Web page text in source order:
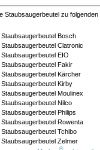
Staubsaugerbeutel zu folgenden
Staubsaugerbeutel Bosch
Staubsaugerbeutel Clatronic
Staubsaugerbeutel EIO
Staubsaugerbeutel Fakir
Staubsaugerbeutel Kärcher
Staubsaugerbeutel Kirby
Staubsaugerbeutel Moulinex
Staubsaugerbeutel Nilco
Staubsaugerbeutel Philips
Staubsaugerbeutel Rowenta
Staubsaugerbeutel Tchibo
Staubsaugerbeutel Zelmer
®